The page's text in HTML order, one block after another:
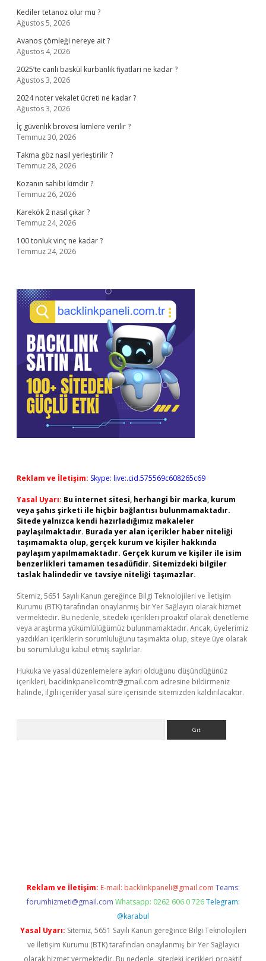
Kediler tetanoz olur mu ?
Ağustos 5, 2026
Avanos çömleği nereye ait ?
Ağustos 4, 2026
2025’te canlı baskül kurbanlık fiyatları ne kadar ?
Ağustos 3, 2026
2024 noter vekalet ücreti ne kadar ?
Ağustos 3, 2026
İç güvenlik brovesi kimlere verilir ?
Temmuz 30, 2026
Takma göz nasıl yerleştirilir ?
Temmuz 28, 2026
Kozanın sahibi kimdir ?
Temmuz 26, 2026
Karekök 2 nasıl çıkar ?
Temmuz 24, 2026
100 tonluk vinç ne kadar ?
Temmuz 24, 2026
Reklam ve İletişim: Skype: live:.cid.575569c608265c69
Yasal Uyarı: Bu internet sitesi, herhangi bir marka, kurum
veya şahıs şirketi ile hiçbir bağlantısı bulunmamaktadır.
Sitede yalnızca kendi hazırladığımız makaleler
paylaşılmaktadır. Burada yer alan içerikler haber niteliği
taşımamakta olup, gerçek kurum ve kişiler hakkında
paylaşım yapılmamaktadır. Gerçek kurum ve kişiler ile isim
benzerlikleri tamamen tesadüfidir. Sitemizdeki bilgiler
taslak halindedir ve tavsiye niteliği taşımazlar.
Sitemiz, 5651 Sayılı Kanun gereğince Bilgi Teknolojileri ve İletişim
Kurumu (BTK) tarafından onaylanmış bir Yer Sağlayıcı olarak hizmet
vermektedir. Bu nedenle, sitedeki içerikleri proaktif olarak denetleme
veya araştırma yükümlülüğümüz bulunmamaktadır. Ancak, üyelerimiz
yazdıkları içeriklerin sorumluluğunu taşımakta olup, siteye üye olarak
bu sorumluluğu kabul etmiş sayılırlar.
Hukuka ve yasal düzenlemelere aykırı olduğunu düşündüğünüz
içerikleri, backlinkpanelicomtr@gmail.com adresine bildirmeniz
halinde, ilgili içerikler yasal süre içerisinde sitemizden kaldırılacaktır.
Reklam ve İletişim: E-mail: backlinkpaneli@gmail.com Teams:
forumhizmeti@gmail.com Whatsapp: 0262 606 0 726 Telegram:
@karabul
Yasal Uyarı: Sitemiz, 5651 Sayılı Kanun gereğince Bilgi Teknolojileri
ve İletişim Kurumu (BTK) tarafından onaylanmış bir Yer Sağlayıcı
olarak hizmet vermektedir. Bu nedenle, sitedeki içerikleri proaktif